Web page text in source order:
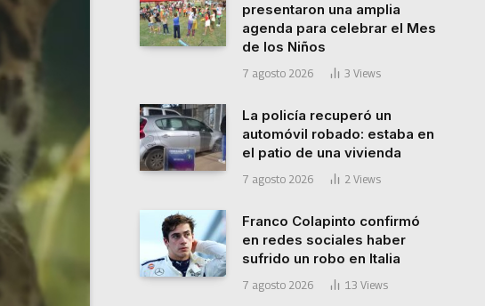
presentaron una amplia
agenda para celebrar el Mes
de los Niños
7 agosto 2026 3 Views
La policía recuperó un
automóvil robado: estaba en
el patio de una vivienda
7 agosto 2026 2 Views
Franco Colapinto confirmó
en redes sociales haber
sufrido un robo en Italia
7 agosto 2026 13 Views